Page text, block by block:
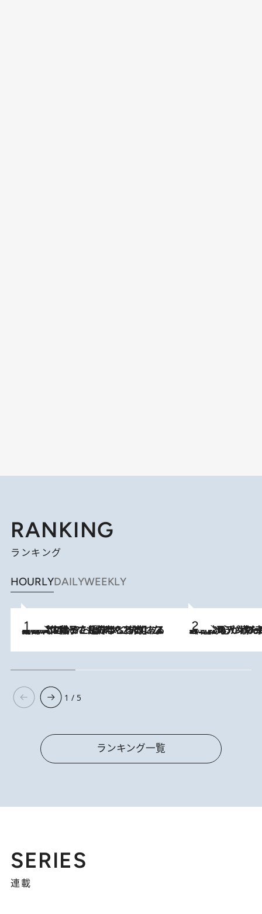
RANKING
ランキング
HOURLYDAILYWEEKLY
2026.8.5
【阿川佐和子さんの年とる力】なぜ70代で始めた趣味は“こんなに楽しい”のか？ ピアノ、俳句…スランプに陥っても続けられる“ある秘訣”とは 2026.8.8
《北欧の人々の幸福度が高いのは…》元デンマーク親善大使が出会った“心が満たされる暮らし”「いいかげんにヒュッゲしなさい！」
1 / 5
ランキング一覧
SERIES
連載